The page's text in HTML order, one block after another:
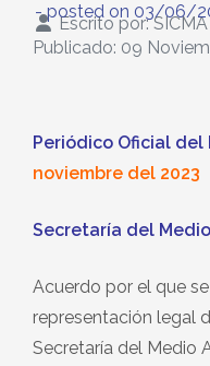
- posted on 03/06/
Escrito por:
Publicado: 09
Periódico Oficial del
noviembre del 2023
Secretaría del
Acuerdo por el que
representación legal
Secretaría del Medio